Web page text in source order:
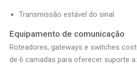
Transmissão estável do sinal
Equipamento de comunicação
Roteadores, gateways e switches
de 6 camadas para oferecer suporte a: